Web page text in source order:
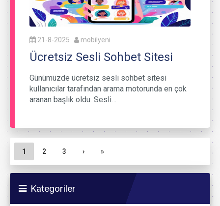
21-8-2025 mobilyeni
Ücretsiz Sesli Sohbet Sitesi
Günümüzde ücretsiz sesli sohbet sitesi
kullanıcılar tarafından arama motorunda en çok
aranan başlık oldu. Sesli…
Sayfa gezinme
Geçerli Sayfa
1 Sayfa
2 Sayfa
3 › »
Kategoriler